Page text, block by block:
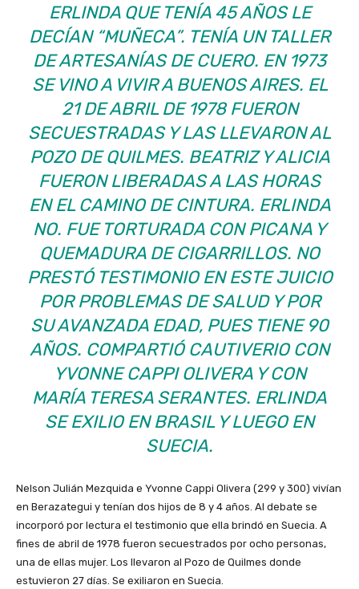
ERLINDA QUE TENÍA 45 AÑOS LE
DECÍAN “MUÑECA”. TENÍA UN TALLER
DE ARTESANÍAS DE CUERO. EN 1973
SE VINO A VIVIR A BUENOS AIRES. EL
21 DE ABRIL DE 1978 FUERON
SECUESTRADAS Y LAS LLEVARON AL
POZO DE QUILMES. BEATRIZ Y ALICIA
FUERON LIBERADAS A LAS HORAS
EN EL CAMINO DE CINTURA. ERLINDA
NO. FUE TORTURADA CON PICANA Y
QUEMADURA DE CIGARRILLOS. NO
PRESTÓ TESTIMONIO EN ESTE JUICIO
POR PROBLEMAS DE SALUD Y POR
SU AVANZADA EDAD, PUES TIENE 90
AÑOS. COMPARTIÓ CAUTIVERIO CON
YVONNE CAPPI OLIVERA Y CON
MARÍA TERESA SERANTES. ERLINDA
SE EXILIO EN BRASIL Y LUEGO EN
SUECIA.
Nelson Julián Mezquida e Yvonne Cappi Olivera (299 y 300) vivían
en Berazategui y tenían dos hijos de 8 y 4 años. Al debate se
incorporó por lectura el testimonio que ella brindó en Suecia. A
fines de abril de 1978 fueron secuestrados por ocho personas,
una de ellas mujer. Los llevaron al Pozo de Quilmes donde
estuvieron 27 días. Se exiliaron en Suecia.